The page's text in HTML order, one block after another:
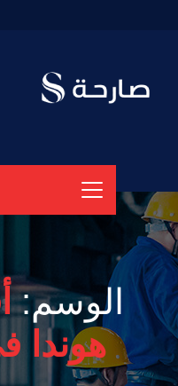
الوسم:
هوندا